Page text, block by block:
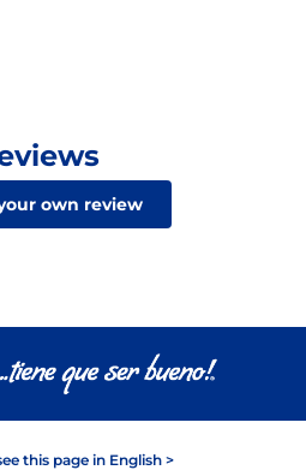
own review
this page in English >